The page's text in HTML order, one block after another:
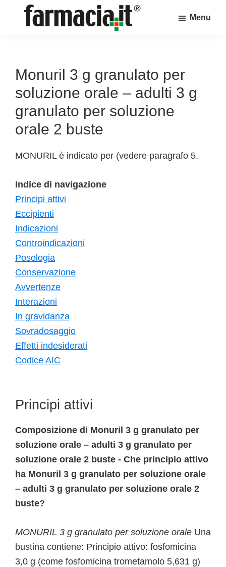
sul
mondo
della
farmacia
online
Menu
Monuril 3 g granulato per
soluzione orale – adulti 3 g
granulato per soluzione
orale 2 buste
MONURIL è indicato per (vedere paragrafo 5.
Indice di navigazione
Principi attivi
Eccipienti
Indicazioni
Controindicazioni
Posologia
Conservazione
Avvertenze
Interazioni
In gravidanza
Sovradosaggio
Effetti indesiderati
Codice AIC
Principi attivi
Composizione di Monuril 3 g granulato per
soluzione orale – adulti 3 g granulato per
soluzione orale 2 buste - Che principio attivo
ha Monuril 3 g granulato per soluzione orale
– adulti 3 g granulato per soluzione orale 2
buste?
MONURIL 3 g granulato per soluzione orale Una
bustina contiene: Principio attivo: fosfomicina
3,0 g (come fosfomicina trometamolo 5,631 g)